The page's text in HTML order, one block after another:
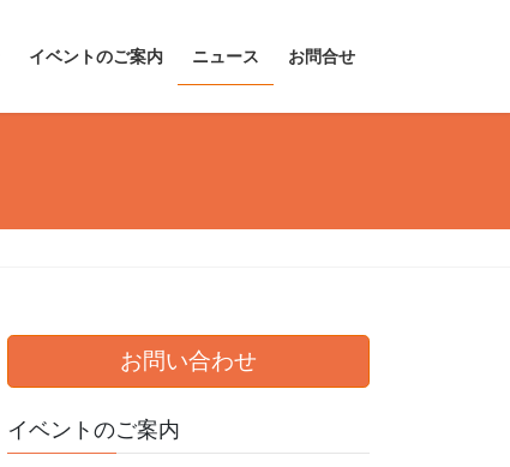
イベントのご案内 ニュース お問合せ
お問い合わせ
イベントのご案内